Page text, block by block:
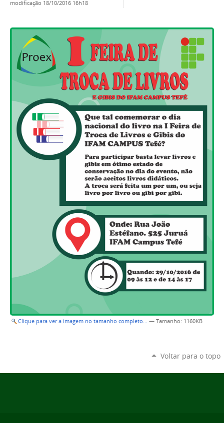
modificação 18/10/2016 16h18
Clique para ver a imagem no tamanho completo… — Tamanho: 1160KB
Voltar para o topo